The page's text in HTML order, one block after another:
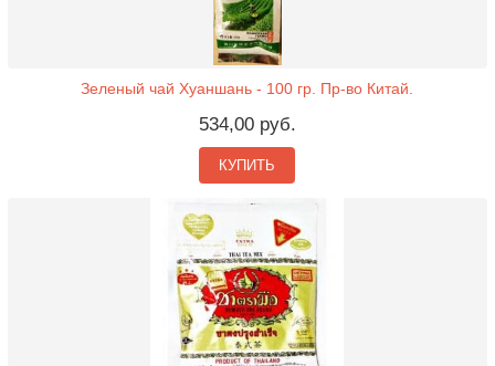
Зеленый чай Хуаншань - 100 гр. Пр-во Китай.
534,00 руб.
КУПИТЬ